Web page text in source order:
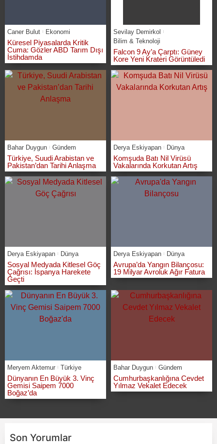
Caner Bulut Ekonomi
Küresel Piyasalarda Kritik
Cuma: Gözler ABD Tarım Dışı
İstihdamda
Sevilay Demirkol
Bilim & Teknoloji
Falcon 9 Ay’a Çarptı: Güney
Kore Yeni Krateri Görüntüledi
Bahar Duygun Gündem
Türkiye, Suudi Arabistan ve
Pakistan’dan Tarihi Anlaşma
Derya Eskiyapan Dünya
Komşuda Batı Nil Virüsü
Vakalarında Korkutan Artış
Derya Eskiyapan Dünya
Sosyal Medyada Kitlesel Göç
Çağrısı: İspanya Harekete
Geçti
Derya Eskiyapan Dünya
Avrupa’da Yangın Bilançosu:
19 Milyar Avroluk Ağır Fatura
Meryem Aktemur Türkiye
Dünyanın En Büyük 3. Vinç
Gemisi Saipem 7000
Boğaz’da
Bahar Duygun Gündem
Cumhurbaşkanlığına Cevdet
Yılmaz Vekalet Edecek
Son Yorumlar